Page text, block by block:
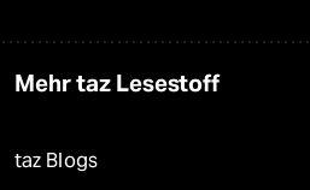
Mehr taz Lesestoff
taz Blogs